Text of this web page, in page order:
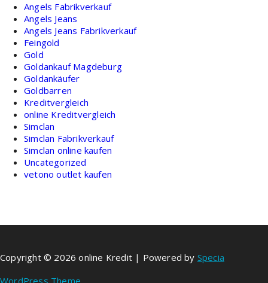
Angels Fabrikverkauf
Angels Jeans
Angels Jeans Fabrikverkauf
Feingold
Gold
Goldankauf Magdeburg
Goldankäufer
Goldbarren
Kreditvergleich
online Kreditvergleich
Simclan
Simclan Fabrikverkauf
Simclan online kaufen
Uncategorized
vetono outlet kaufen
Copyright © 2026 online Kredit | Powered by Specia